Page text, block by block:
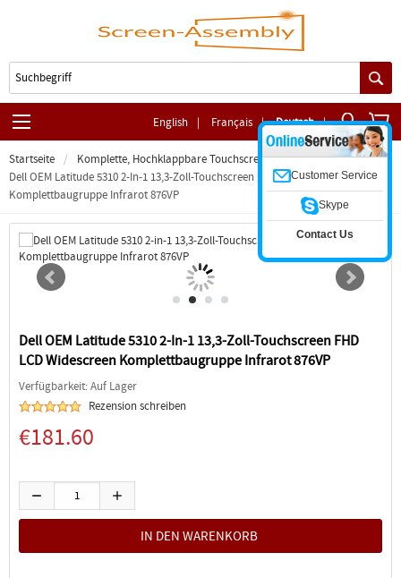
English | Français | Deutsch |
Startseite
Komplette, Hochklappbare Touchscreen-Baugruppe
Dell OEM Latitude 5310 2-In-1 13,3-Zoll-Touchscreen FHD LCD Widescreen
Komplettbaugruppe Infrarot 876VP
Dell OEM Latitude 5310 2-In-1 13,3-Zoll-Touchscreen FHD
LCD Widescreen Komplettbaugruppe Infrarot 876VP
Verfügbarkeit: Auf Lager
Rezension schreiben
€181.60
Customer Service
Skype
Contact Us